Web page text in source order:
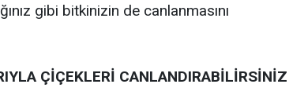
gibi bitkinizin de canlanmasını
ÇİÇEKLERİ CANLANDIRABİLİRSİNİZ